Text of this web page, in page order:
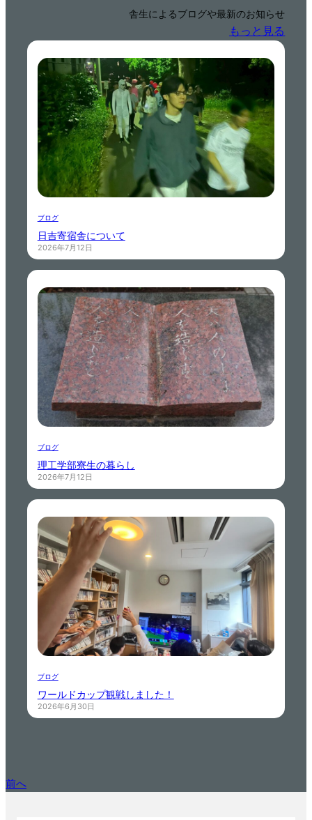
舎生によるブログや最新のお知らせ
もっと見る
ブログ
日吉寄宿舎について
2026年7月12日
ブログ
理工学部寮生の暮らし
2026年7月12日
ブログ
ワールドカップ観戦しました！
2026年6月30日
前へ